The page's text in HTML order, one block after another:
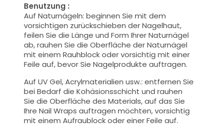
Benutzung :
Auf Naturnägeln: beginnen Sie mit dem
vorsichtigen zurückschieben der Nagelhaut,
feilen Sie die Länge und Form Ihrer Naturnägel
ab, rauhen Sie die Oberfläche der Naturnägel
mit einem Rauhblock oder vorsichtig mit einer
Feile auf, bevor Sie Nagelprodukte auftragen.
Auf UV Gel, Acrylmaterialien usw.: entfernen Sie
bei Bedarf die Kohäsionsschicht und rauhen
Sie die Oberfläche des Materials, auf das Sie
Ihre Nail Wraps auftragen möchten, vorsichtig
mit einem Aufraublock oder einer Feile auf.